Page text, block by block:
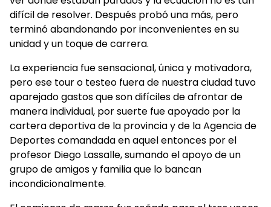
difícil de resolver. Después probó una más, pero
terminó abandonando por inconvenientes en su
unidad y un toque de carrera.
La experiencia fue sensacional, única y motivadora,
pero ese tour o testeo fuera de nuestra ciudad tuvo
aparejado gastos que son difíciles de afrontar de
manera individual, por suerte fue apoyado por la
cartera deportiva de la provincia y de la Agencia de
Deportes comandada en aquel entonces por el
profesor Diego Lassalle, sumando el apoyo de un
grupo de amigos y familia que lo bancan
incondicionalmente.